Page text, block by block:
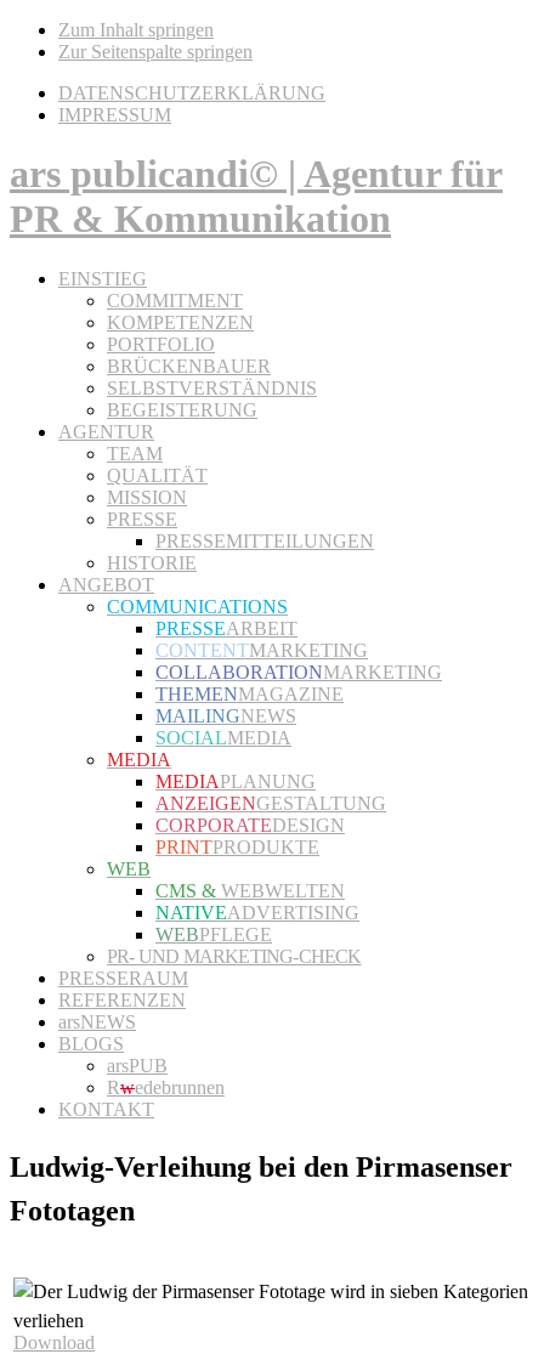
Zum Inhalt springen
Zur Seitenspalte springen
DATENSCHUTZERKLÄRUNG
IMPRESSUM
ars publicandi© | Agentur für
PR & Kommunikation
EINSTIEG
COMMITMENT
KOMPETENZEN
PORTFOLIO
BRÜCKENBAUER
SELBSTVERSTÄNDNIS
BEGEISTERUNG
AGENTUR
TEAM
QUALITÄT
MISSION
PRESSE
PRESSEMITTEILUNGEN
HISTORIE
ANGEBOT
COMMUNICATIONS
PRESSEARBEIT
CONTENTMARKETING
COLLABORATIONMARKETING
THEMENMAGAZINE
MAILINGNEWS
SOCIALMEDIA
MEDIA
MEDIAPLANUNG
ANZEIGENGESTALTUNG
CORPORATEDESIGN
PRINTPRODUKTE
WEB
CMS & WEBWELTEN
NATIVEADVERTISING
WEBPFLEGE
PR- UND MARKETING-CHECK
PRESSERAUM
REFERENZEN
arsNEWS
BLOGS
arsPUB
Rwedebrunnen
KONTAKT
Ludwig-Verleihung bei den Pirmasenser
Fototagen
Download